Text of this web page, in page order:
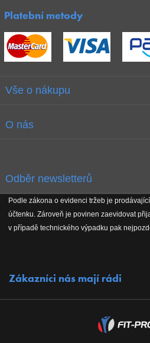
Platební metody
Vše o nákupu
Obchodní podmínky
Reklamační řád
O nás
Koho podporujeme
Odběr newsletterů
Získejte přehled o novinkách,
na nové články v magazínu!
Podle zákona o evidenci tržeb je
účtenku. Zároveň je povinen zaevidovat
v případě technického výpadku pak
Zákazníci nás mají rádi